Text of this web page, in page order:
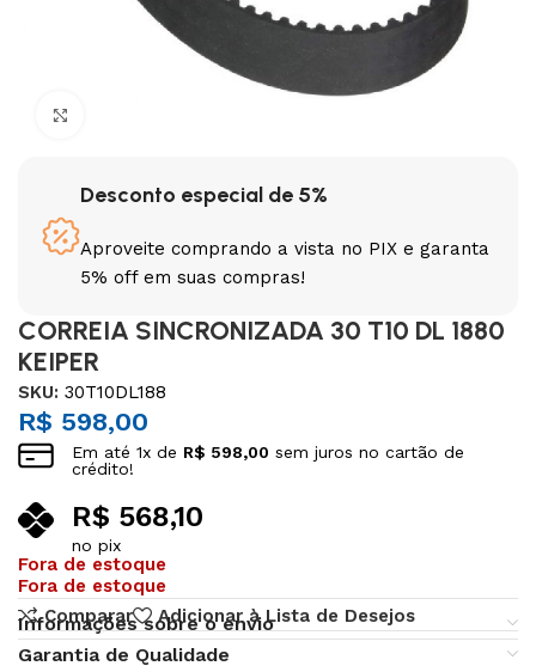
Desconto especial de 5%
Aproveite comprando a vista no PIX e garanta
5% off em suas compras!
CORREIA SINCRONIZADA 30 T10 DL 1880
KEIPER
SKU:30T10DL188
R$ 598,00
Em até1x de R$ 598,00 sem juros no cartão de
crédito!
R$ 568,10
no pix
Fora de estoque
Fora de estoque
Comparar
Adicionar à Lista de Desejos
Informações sobre o envio
Garantia de Qualidade